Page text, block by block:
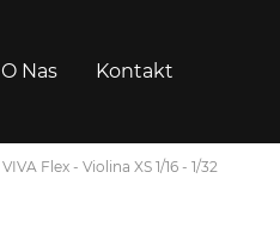
O Nas Kontakt
VIVA Flex - Violina XS 1/16 - 1/32